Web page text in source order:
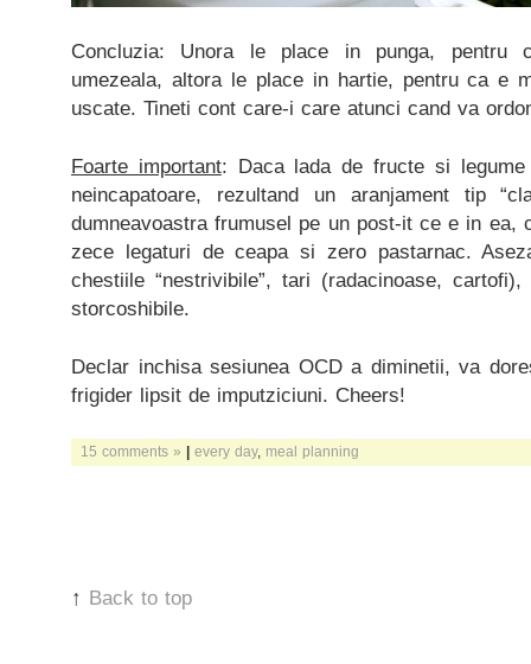
Concluzia: Unora le place in punga, pentru
umezeala, altora le place in hartie, pentru ca e
uscate. Tineti cont care-i care atunci cand va
Foarte important: Daca lada de fructe si
neincapatoare, rezultand un aranjament tip
dumneavoastra frumusel pe un post-it ce e in ea,
zece legaturi de ceapa si zero pastarnac.
chestiile “nestrivibile”, tari (radacinoase,
storcoshibile.
Declar inchisa sesiunea OCD a diminetii, va
frigider lipsit de imputziciuni. Cheers!
15 comments » | every day, meal planning
↑ Back to top